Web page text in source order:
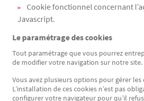
Cookie fonctionnel concernant
Javascript.
Le paramétrage des cookies
Tout paramétrage que vous pourrez
de modifier votre navigation sur notre site.
Vous avez plusieurs options pour gérer les
L’installation de ces cookies n’est pas
configurer votre navigateur pour qu’il